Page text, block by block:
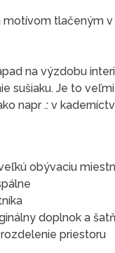
tlačeným
na výzdobu
sušiaku. Je to
napr .: v
obývaciu
doplnok a
priestoru